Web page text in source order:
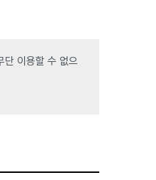
단 이용할 수 없으